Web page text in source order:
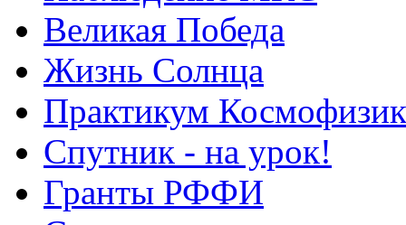
Великая Победа
Жизнь Солнца
Практикум
Спутник - на урок!
Гранты РФФИ